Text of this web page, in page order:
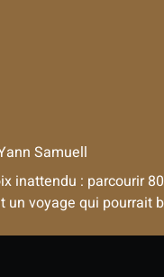
Samuell
: parcourir
voyage qui pourrait